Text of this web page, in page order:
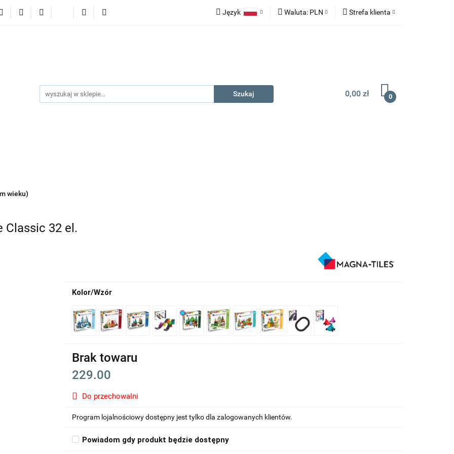
Język Waluta: PLN Strefa klienta
0,00 zł 0
wieku)
Classic 32 el.
Kolor/Wzór
Brak towaru
229.00
Do przechowalni
Program lojalnościowy dostępny jest tylko dla zalogowanych klientów.
Powiadom gdy produkt będzie dostępny